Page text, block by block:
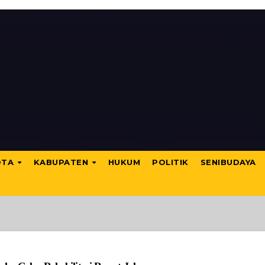
KABUPATEN HUKUM POLITIK SENIBUDAYA